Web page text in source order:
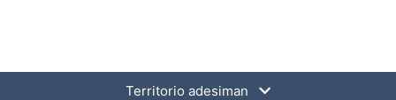
Territorio adesiman